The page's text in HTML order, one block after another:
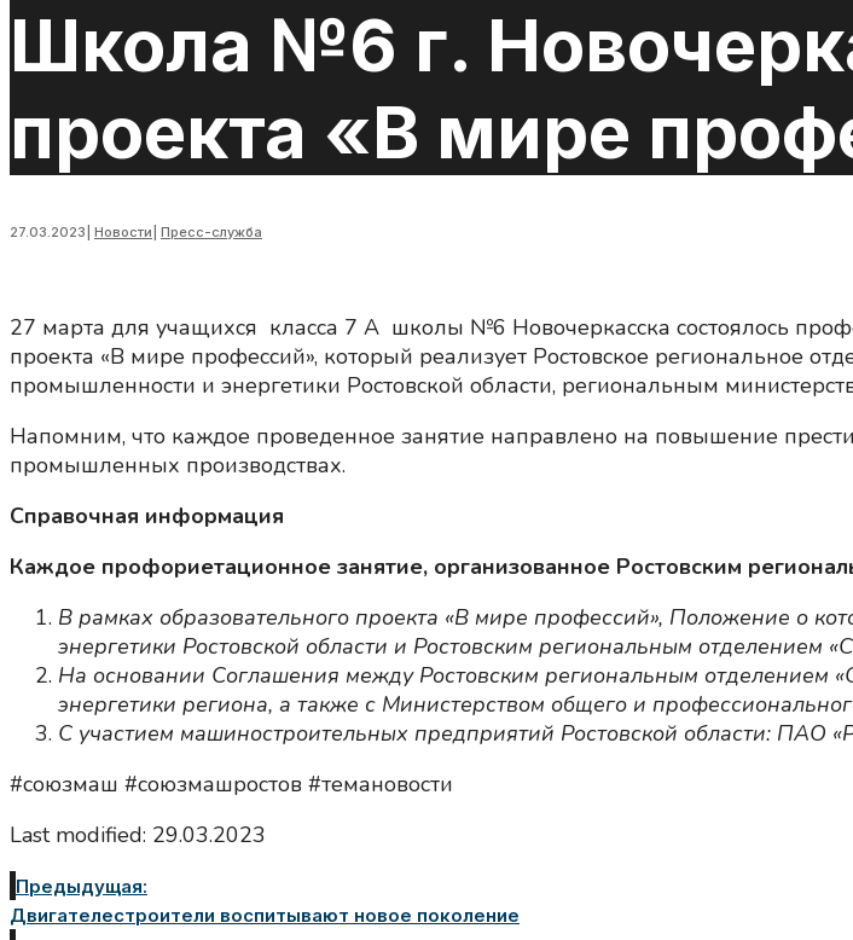
Школа №6 г.
проекта «В мире
27.03.2023 Новости Пресс-служба
27 марта для учащихся класса 7 А школы №6 Новочеркасска состоялось
проекта «В мире профессий», который реализует Ростовское региональное
промышленности и энергетики Ростовской области, региональным
Напомним, что каждое проведенное занятие направлено на повышение
промышленных производствах.
Справочная информация
Каждое профориетационное занятие, организованное Ростовским
В рамках образовательного проекта «В мире профессий», Положение о
энергетики Ростовской области и Ростовским региональным отделением
На основании Соглашения между Ростовским региональным отделением
энергетики региона, а также с Министерством общего и
С участием машиностроительных предприятий Ростовской области: ПАО
#союзмаш #союзмашростов #темановости
Last modified: 29.03.2023
Предыдущая:
Двигателестроители воспитывают новое поколение